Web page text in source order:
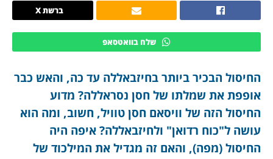
ברשת X
שלח בוואטסאפ
החיסול הבכיר ביותר בחיזבאללה עד כה, והאש כבר
אופפת את שמלתו של חסן נסראללה? מדוע
החיסול הזה של וויסאם חסן טוויל, חשוב, ומה הוא
עושה ל"כוח רדואן" ולחיזבאללה? איפה היה
החיסול (מפה), והאם זה מגדיל את המילכוד של